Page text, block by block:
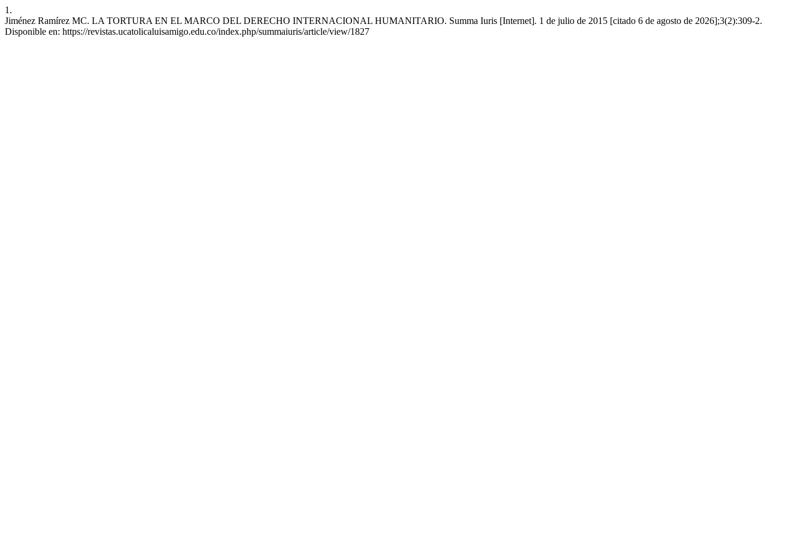
1.
Jiménez Ramírez MC. LA TORTURA EN EL MARCO DEL DERECHO INTERNACIONAL HUMANITARIO. Summa Iuris [Internet]. 1 de julio de 2015 [citado 6 de agosto de 2026];3(2):309-2.
Disponible en: https://revistas.ucatolicaluisamigo.edu.co/index.php/summaiuris/article/view/1827